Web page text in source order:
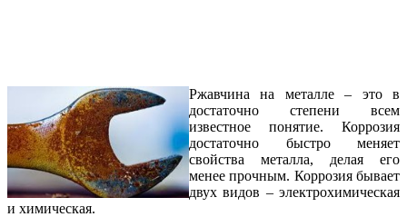
Ржавчина на металле – это в
достаточно степени всем
известное понятие. Коррозия
достаточно быстро меняет
свойства металла, делая его
менее прочным. Коррозия бывает
двух видов – электрохимическая
и химическая.